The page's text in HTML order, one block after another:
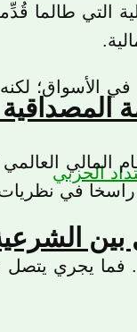
الشرعية
التي طالما
في الأسواق؛
في نظريات
فما يجري